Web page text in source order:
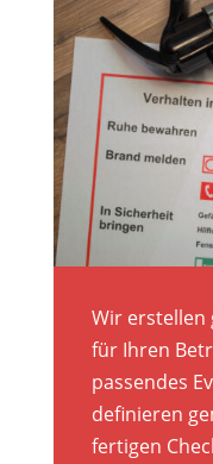
Wir erstellen
für Ihren
passendes
definieren
fertigen